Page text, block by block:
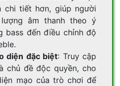
chi tiết hơn, giúp người
âm thanh theo ý
bass đến điều chỉnh độ
diện đặc biệt: Truy cập
chủ đề độc quyền, cho
mạo của trò chơi để